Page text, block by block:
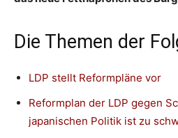
Die Themen der
LDP stellt Reformpläne vor
Reformplan der LDP gegen
japanischen Politik ist zu